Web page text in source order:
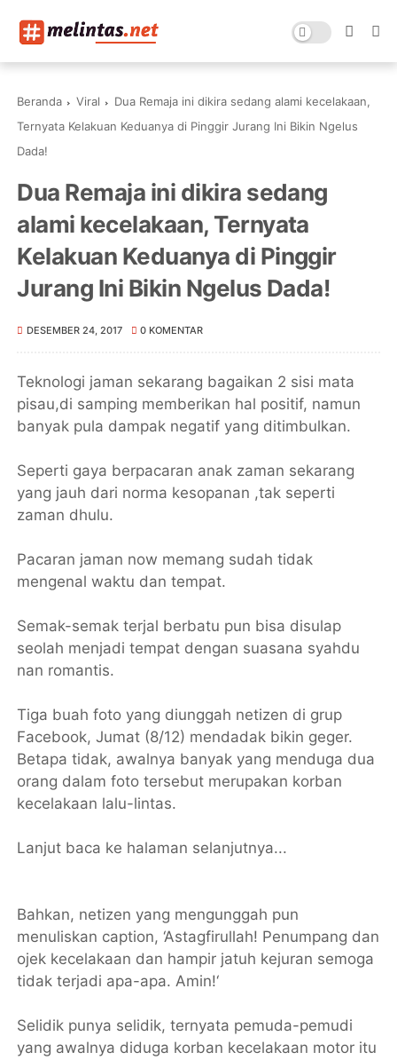
Beranda Viral
Dua Remaja ini dikira sedang alami kecelakaan,
Ternyata Kelakuan Keduanya di Pinggir Jurang Ini Bikin Ngelus
Dada!
Dua Remaja ini dikira sedang
alami kecelakaan, Ternyata
Kelakuan Keduanya di Pinggir
Jurang Ini Bikin Ngelus Dada!
DESEMBER 24, 2017 0 KOMENTAR
Teknologi jaman sekarang bagaikan 2 sisi mata
pisau,di samping memberikan hal positif, namun
banyak pula dampak negatif yang ditimbulkan.
Seperti gaya berpacaran anak zaman sekarang
yang jauh dari norma kesopanan ,tak seperti
zaman dhulu.
Pacaran jaman now memang sudah tidak
mengenal waktu dan tempat.
Semak-semak terjal berbatu pun bisa disulap
seolah menjadi tempat dengan suasana syahdu
nan romantis.
Tiga buah foto yang diunggah netizen di grup
Facebook, Jumat (8/12) mendadak bikin geger.
Betapa tidak, awalnya banyak yang menduga dua
orang dalam foto tersebut merupakan korban
kecelakaan lalu-lintas.
Lanjut baca ke halaman selanjutnya...
Bahkan, netizen yang mengunggah pun
menuliskan caption, ‘Astagfirullah! Penumpang dan
ojek kecelakaan dan hampir jatuh kejuran semoga
tidak terjadi apa-apa. Amin!‘
Selidik punya selidik, ternyata pemuda-pemudi
yang awalnya diduga korban kecelakaan motor itu